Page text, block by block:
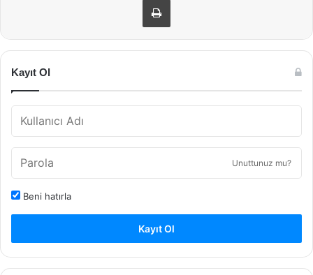
Kayıt Ol
Unuttunuz mu?
Beni hatırla
Kayıt Ol